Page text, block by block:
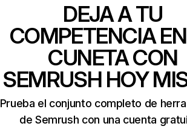
DEJA A TU
COMPETENCIA
CUNETA CON
SEMRUSH HOY
Prueba el conjunto completo de
de Semrush con una cuenta